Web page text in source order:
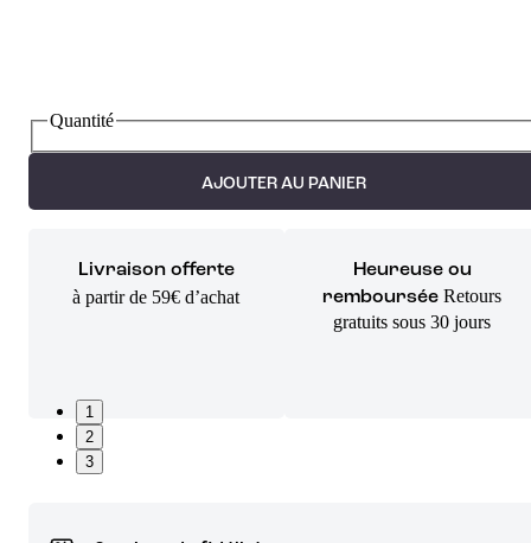
Quantité
AJOUTER AU PANIER
Livraison offerte
à partir de 59€ d’achat
Heureuse ou
remboursée Retours
gratuits sous 30 jours
1
2
3